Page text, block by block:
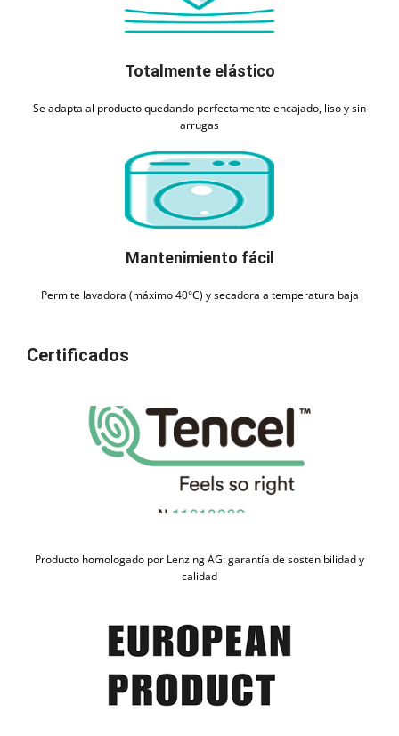
Totalmente elástico
Se adapta al producto quedando perfectamente encajado, liso y sin
arrugas
Mantenimiento fácil
Permite lavadora (máximo 40°C) y secadora a temperatura baja
Certificados
Producto homologado por Lenzing AG: garantía de sostenibilidad y
calidad